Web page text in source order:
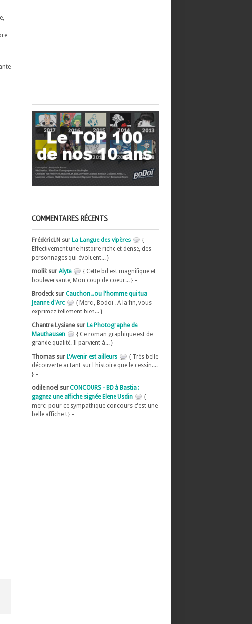
COMMENTAIRES RÉCENTS
FrédéricLN sur La Langue des vipères
{
Effectivement une histoire riche et dense, des
personnages qui évoluent... } –
molik sur Alyte
{ Cette bd est magnifique et
bouleversante, Mon coup de coeur... } –
Brodeck sur Cauchon...ou l'homme qui tua
Jeanne d'Arc
{ Merci, Bodoï ! A la fin, vous
exprimez tellement bien... } –
Chantre Lysiane sur Le Photographe de
Mauthausen
{ Ce roman graphique est de
grande qualité. Il parvient à... } –
Thomas sur L'Avenir est ailleurs
{ Très belle
découverte autant sur l histoire que le dessin....
} –
odile noel sur CONCOURS - BD à Bastia :
gagnez une affiche signée Elene Usdin
{
merci pour ce sympathique concours c'est une
belle affiche ! } –